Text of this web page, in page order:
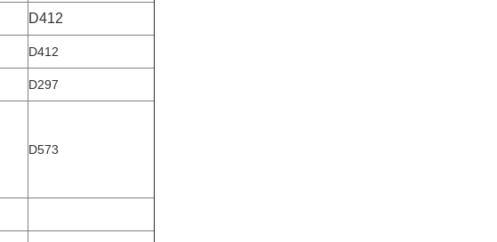
D412
D412
D297
D573